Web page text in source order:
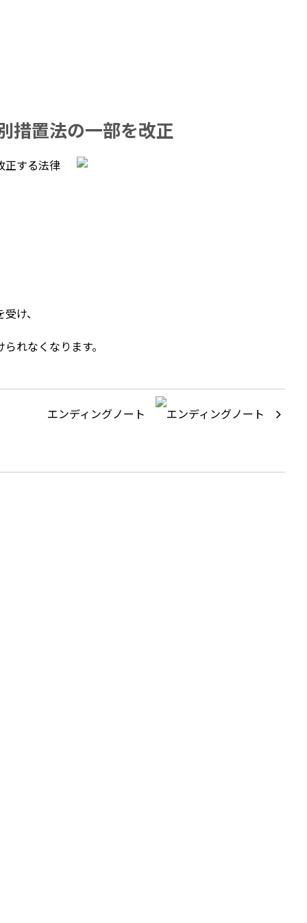
措置法の一部を改正
正する法律
け、
れなくなります。
エンディングノート